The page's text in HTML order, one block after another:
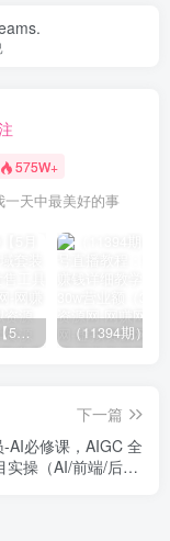
575W+
天中最美好的事
私域发售plus6.0【5月份线下课录音】/全域套装sop流程包，社群发售工具套装模型
下一篇
AI必修课，AIGC 全
实操（AI/前端/后端/